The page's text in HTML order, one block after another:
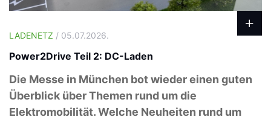
LADENETZ / 05.07.2026.
Power2Drive Teil 2: DC-Laden
Die Messe in München bot wieder einen guten
Überblick über Themen rund um die
Elektromobilität. Welche Neuheiten rund um